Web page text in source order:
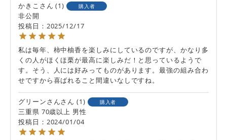
かきこ 1 購入者
非公開
投稿日
2025/12/17
私は毎年、柿中柚香を楽しみにしているのですが、かなり多
くの人がほくほ栗が最高に楽しみだ！と思っているようで
す。そう、人には好みってものがあります。最強の組み合わ
せですから喜ばれること間違いなしですね。
グリーンさん 1 購入者
三重県 70歳以上 男性
投稿日
2024/01/04